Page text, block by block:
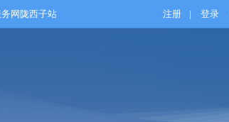
网陇西子站 注册 | 登录